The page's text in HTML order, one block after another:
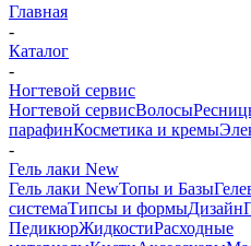
Главная
-
Каталог
-
Ногтевой сервис
Ногтевой сервисВолосы
парафинКосметика и кремы
-
Гель лаки New
Гель лаки NewТопы и Базы
системаТипсы и формыДизайн
ПедикюрЖидкостиРасходные